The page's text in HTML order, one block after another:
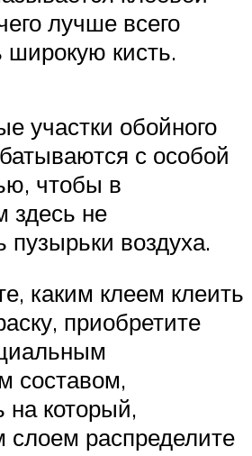
лучше всего
широкую кисть.
участки обойного
с особой
чтобы в
здесь не
пузырьки воздуха.
каким клеем клеить
приобретите
составом,
на который,
распределите